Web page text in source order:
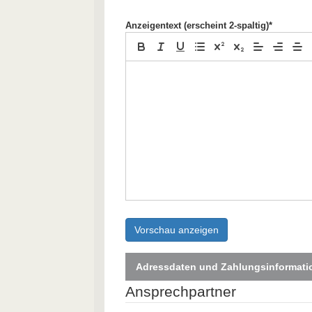
Anzeigentext (erscheint 2-spaltig)*
Vorschau anzeigen
Adressdaten und
Ansprechpartner